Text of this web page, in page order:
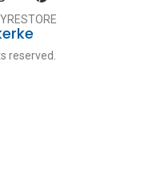
reserved.